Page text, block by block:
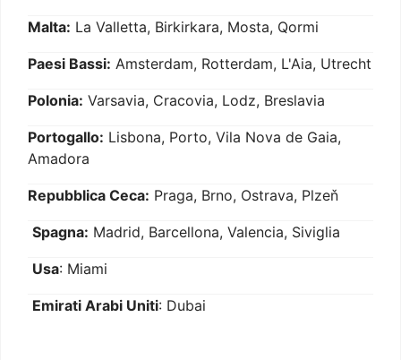
Malta: La Valletta, Birkirkara, Mosta, Qormi
Paesi Bassi: Amsterdam, Rotterdam, L'Aia, Utrecht
Polonia: Varsavia, Cracovia, Lodz, Breslavia
Portogallo: Lisbona, Porto, Vila Nova de Gaia,
Amadora
Repubblica Ceca: Praga, Brno, Ostrava, Plzeň
Spagna: Madrid, Barcellona, Valencia, Siviglia
Usa: Miami
Emirati Arabi Uniti: Dubai